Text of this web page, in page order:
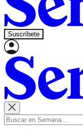
Suscríbete